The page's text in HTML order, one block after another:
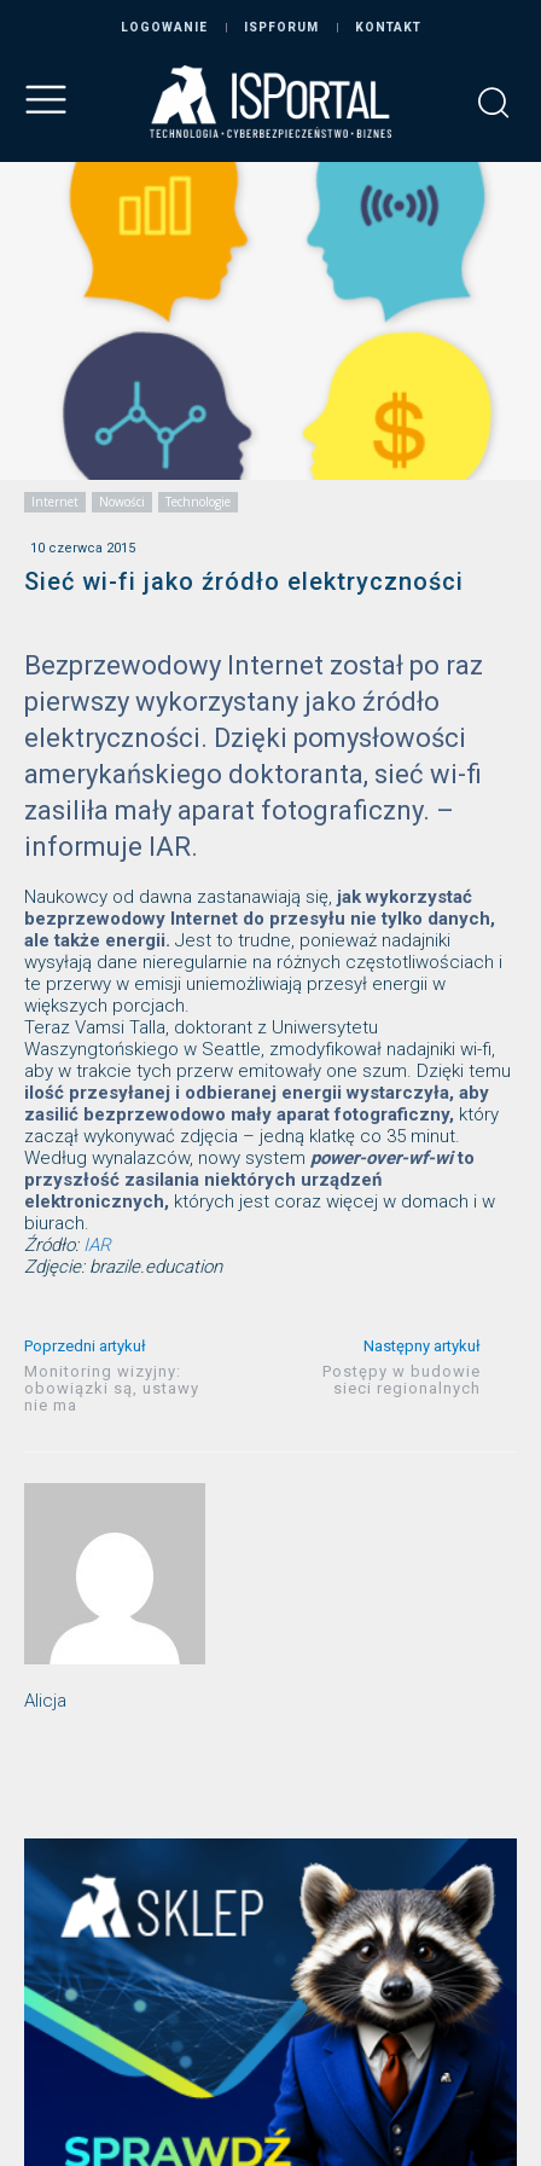
LOGOWANIE ISPFORUM KONTAKT
Internet Nowości Technologie
10 czerwca 2015
Sieć wi-fi jako źródło elektryczności
Bezprzewodowy Internet został po raz
pierwszy wykorzystany jako źródło
elektryczności. Dzięki pomysłowości
amerykańskiego doktoranta, sieć wi-fi
zasiliła mały aparat fotograficzny. –
informuje IAR.
Naukowcy od dawna zastanawiają się, jak wykorzystać
bezprzewodowy Internet do przesyłu nie tylko danych,
ale także energii. Jest to trudne, ponieważ nadajniki
wysyłają dane nieregularnie na różnych częstotliwościach i
te przerwy w emisji uniemożliwiają przesył energii w
większych porcjach.
Teraz Vamsi Talla, doktorant z Uniwersytetu
Waszyngtońskiego w Seattle, zmodyfikował nadajniki wi-fi,
aby w trakcie tych przerw emitowały one szum. Dzięki temu
ilość przesyłanej i odbieranej energii wystarczyła, aby
zasilić bezprzewodowo mały aparat fotograficzny, który
zaczął wykonywać zdjęcia – jedną klatkę co 35 minut.
Według wynalazców, nowy system power-over-wf-wito
przyszłość zasilania niektórych urządzeń
elektronicznych, których jest coraz więcej w domach i w
biurach.
Źródło: IAR
Zdjęcie: brazile.education
Poprzedni artykuł
Monitoring wizyjny:
obowiązki są, ustawy
nie ma
Następny artykuł
Postępy w budowie
sieci regionalnych
Alicja